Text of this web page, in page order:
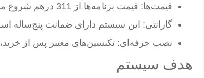
قیمت‌ها: قیمت برنامه‌ها از 311 درهم شروع می‌شود، با هزینه‌های اضافی برای نصب و نگهداری.
گارانتی: این سیستم دارای ضمانت
نصب حرفه‌ای: تکنسین‌های معتبر پس از
هدف سیستم